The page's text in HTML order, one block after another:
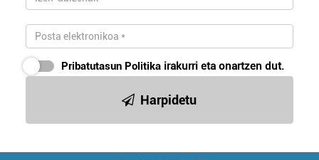
Pribatutasun Politika irakurri eta onartzen dut.
Harpidetu